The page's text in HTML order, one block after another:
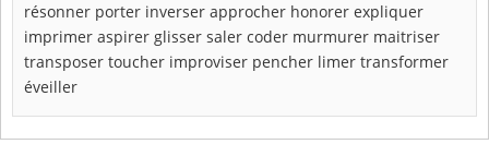
résonner porter inverser approcher honorer expliquer
imprimer aspirer glisser saler coder murmurer maitriser
transposer toucher improviser pencher limer transformer
éveiller